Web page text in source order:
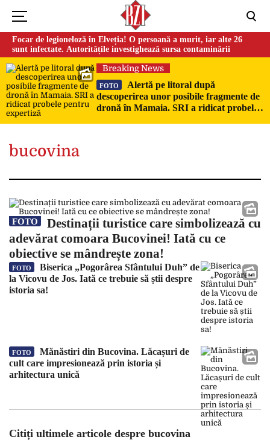
Focar de legioneloză în Elveția! O persoană a murit, iar alte 26
sunt infectate. Autoritățile investighează sursa contaminării
Breaking News
FOTO
Alertă pe litoral după
descoperirea unor posibile fragmente de
dronă în Mamaia. SRI a ridicat probele
bucovina
FOTO
Destinații turistice care simbolizează cu
adevărat comoara Bucovinei! Iată cu ce
obiective se mândrește zona!
FOTO
Biserica „Pogorârea Sfântului Duh” de
la Vicovu de Jos. Iată ce trebuie să știi despre
istoria sa!
FOTO
Mănăstiri din Bucovina. Lăcașuri de
cult care impresionează prin istoria și
arhitectura unică
Citiți ultimele articole despre bucovina